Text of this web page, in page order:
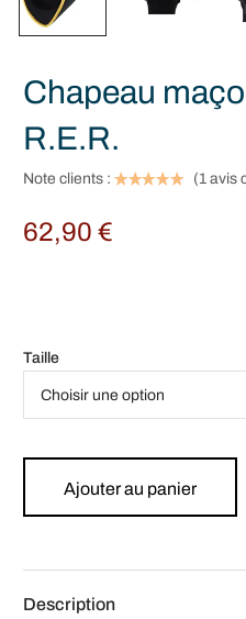
Chapeau
R.E.R.
Note clients : (1 avis
62,90€
Taille
Ajouter au panier
Description